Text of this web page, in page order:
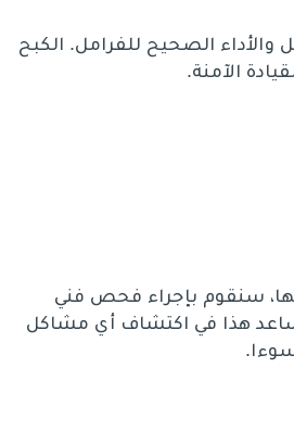
والأداء الصحيح للفرامل. الكبح
الآمنة.
سنقوم بإجراء فحص فني
هذا في اكتشاف أي مشاكل